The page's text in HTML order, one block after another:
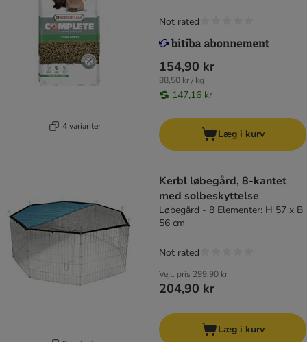
4 varianter
154,90 kr
88,50 kr / kg
147,16 kr
Not rated
Læg i kurv
Kerbl løbegård, 8-kantet
med solbeskyttelse
Løbegård - 8 Elementer: H 57 x B
56 cm
Vejl. pris 299,90 kr
204,90 kr
Not rated
Læg i kurv